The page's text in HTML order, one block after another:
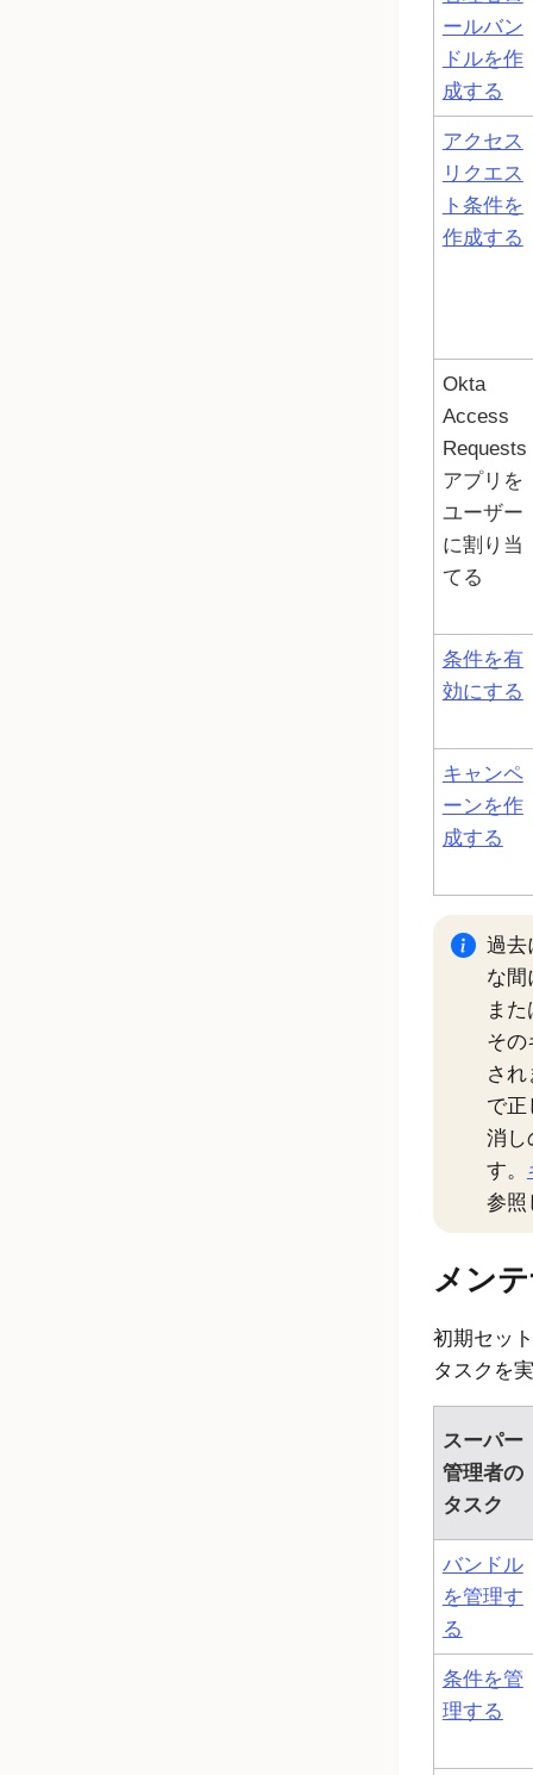
ールバン
ドルを作
成する
アクセス
リクエス
ト条件を
作成する
Okta
Access
Requests
アプリを
ユーザー
に割り当
てる
条件を有
効にする
キャンペ
ーンを作
成する
過去
な間
ま
その
さ
で正
消し
す。
参照
メン
初期セッ
タスクを
スーパー
管理者の
タスク
バンドル
を管理す
る
条件を管
理する